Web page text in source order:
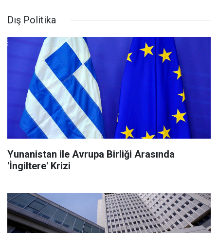
Dış Politika
Yunanistan ile Avrupa Birliği Arasında
'İngiltere' Krizi